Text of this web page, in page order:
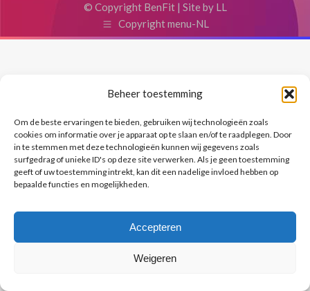
Beheer toestemming
Om de beste ervaringen te bieden, gebruiken wij technologieën zoals
cookies om informatie over je apparaat op te slaan en/of te raadplegen. Door
in te stemmen met deze technologieën kunnen wij gegevens zoals
surfgedrag of unieke ID's op deze site verwerken. Als je geen toestemming
geeft of uw toestemming intrekt, kan dit een nadelige invloed hebben op
bepaalde functies en mogelijkheden.
Accepteren
Weigeren
© Copyright BenFit | Site by LL
Copyright menu-NL